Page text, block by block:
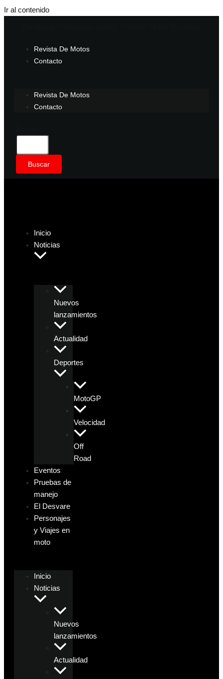
Ir al contenido
Revista De Motos
Contacto
Revista De Motos
Contacto
Buscar
Inicio
Noticias
Nuevos
lanzamientos
Actualidad
Deportes
MotoGP
Velocidad
Off
Road
Eventos
Pruebas de
manejo
El Desvare
Personajes
y Viajes en
moto
Inicio
Noticias
Nuevos
lanzamientos
Actualidad